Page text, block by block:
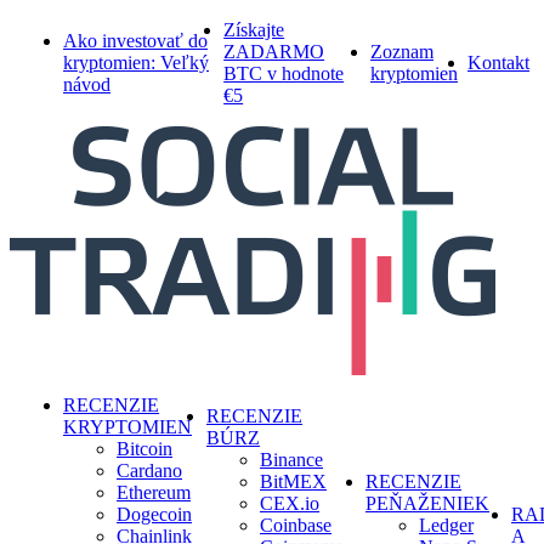
content
Ako investovať do
kryptomien: Veľký
návod
Získajte
ZADARMO
BTC v hodnote
€5
Zoznam
kryptomien
Kontakt
search
Menu
RECENZIE
KRYPTOMIEN
Bitcoin
Cardano
Ethereum
Dogecoin
Chainlink
RECENZIE
BÚRZ
Binance
BitMEX
CEX.io
Coinbase
RECENZIE
PEŇAŽENIEK
Ledger
A